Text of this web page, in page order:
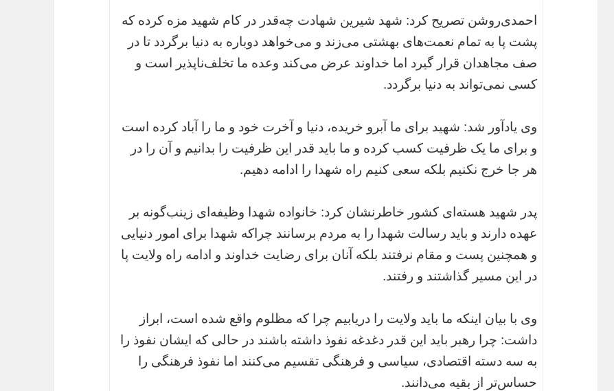
احمدی‌روشن تصریح کرد: شهد شیرین شهادت چه‌قدر در کام شهید مزه کرده که
پشت پا به تمام نعمت‌های بهشتی می‌زند و می‌خواهد دوباره به دنیا برگردد تا در
صف مجاهدان قرار گیرد اما خداوند عرض می‌کند وعده ما تخلف‌ناپذیر است و
کسی نمی‌تواند به دنیا برگردد.
وی یادآور شد: شهید برای ما آبرو خریده، دنیا و آخرت خود و ما را آباد کرده است
و برای ما یک ظرفیت کسب کرده و ما باید قدر این ظرفیت را بدانیم و آن را در
هر جا خرج نکنیم بلکه سعی کنیم راه شهدا را ادامه دهیم.
پدر شهید هسته‌ای کشور خاطرنشان کرد: خانواده شهدا وظیفه‌ای زینب‌گونه بر
عهده دارند و باید رسالت شهدا را به مردم برسانند چراکه شهدا برای امور دنیایی
و همچنین پست و مقام نرفتند بلکه آنان برای رضایت خداوند و ادامه راه ولایت پا
در این مسیر گذاشتند و رفتند.
وی با بیان اینکه ما باید ولایت را دریابیم چرا که مظلوم واقع شده است، ابراز
داشت: چرا رهبر باید این قدر دغدغه نفوذ داشته باشند در حالی که ایشان نفوذ را
به سه دسته اقتصادی، سیاسی و فرهنگی تقسیم می‌کنند اما نفوذ فرهنگی را
حساس‌تر از بقیه می‌دانند.